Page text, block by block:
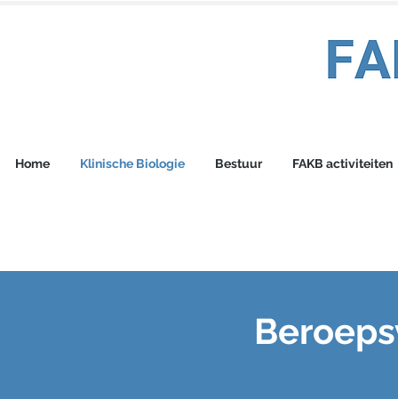
Home Klinische Biologie Bestuur FAKB activiteiten